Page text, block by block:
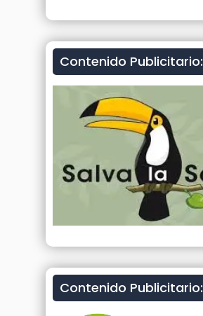
Contenido Publicitario:
Contenido Publicitario: